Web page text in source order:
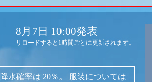
8月7日 10:00発表
リロードすると1時間ごとに更新されます。
降水確率は 20％。
服装については